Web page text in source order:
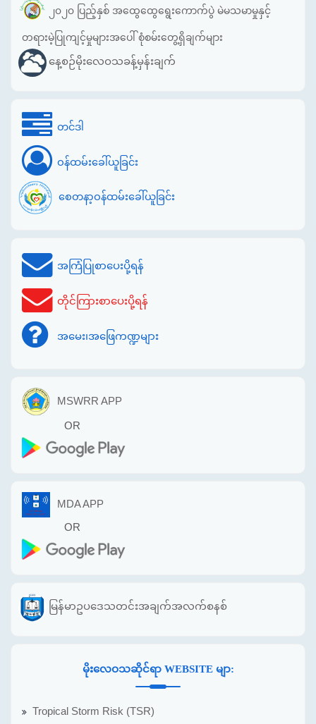
၂၀၂၀ ပြည့်နှစ် အထွေထွေရွေးကောက်ပွဲ မဲမသမာမှုနှင့်
တရားမဲ့ပြုကျင့်မှုများအပေါ် စုံစမ်းတွေ့ရှိချက်များ
နေ့စဉ်မိုးလေဝသခန့်မှန်းချက်
တင်ဒါ
ဝန်ထမ်းခေါ်ယူခြင်း
စေတနာ့ဝန်ထမ်းခေါ်ယူခြင်း
အကြံပြုစာပေးပို့ရန်
တိုင်ကြားစာပေးပို့ရန်
အမေး၊အဖြေကဏ္ဍများ
MSWRR APP
OR
MDA APP
OR
မြန်မာဥပဒေသတင်းအချက်အလက်စနစ်
မိုးလေဝသဆိုင်ရာ WEBSITE မျာ:
Tropical Storm Risk (TSR)